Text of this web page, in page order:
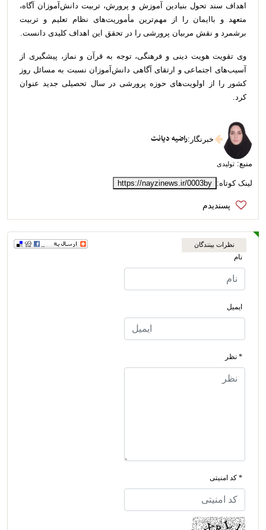
اهداف سند تحول بنیادین آموزش و پرورش، تربیت دانش‌آموزان آگاه،
متعهد و باایمان را از مهم‌ترین مأموریت‌های نظام تعلیم و تربیت
برشمرد و نقش مربیان پرورشی را در تحقق این اهداف کلیدی دانست.
وی تقویت هویت دینی و فرهنگی، توجه به قرآن و نماز، پیشگیری از
آسیب‌های اجتماعی و ارتقای آگاهی دانش‌آموزان نسبت به مسائل روز
کشور را از اولویت‌های حوزه پرورشی در سال تحصیلی جدید عنوان
کرد.
خبرنگار :راضیه دیانت
منبع: تولیدی
لینک کوتاه: https://nayzinews.ir/0003by
نظرات بینندگان
نام
ایمیل
* نظر
* کد امنیتی